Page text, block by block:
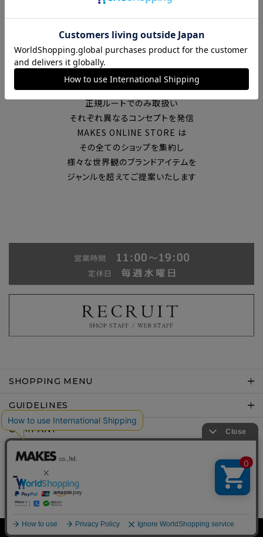
富山の中心エリアで現在7店舗の
セレクトショップを展開
国内外のブランドを
正規ルートでのみ取扱い
それぞれ異なるコンセプトを発信
MAKES ONLINE STORE は
その全てのショップを集約し
様々な世界観のブランドアイテムを
ジャンルを超えてご提案いたします
SHOPPING MENU
GUIDELINES
COMPANY
Copyright © MAKES co.,ltd .All rights reserved